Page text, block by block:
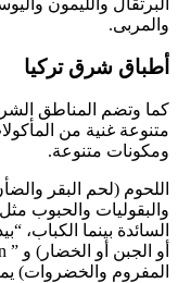
والمربى.
أطباق شرق تركيا
كما وتضم المناطق
متنوعة غنية من
ومكونات متنوعة.
اللحوم (لحم البقر
والبقوليات والحبوب
السائدة بينما الكباب،
المفروم والخضروات)